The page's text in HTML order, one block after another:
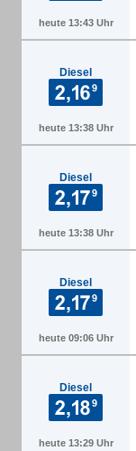
heute 13:43 Uhr
Diesel
heute 13:38 Uhr
Diesel
heute 13:38 Uhr
Diesel
heute 09:06 Uhr
Diesel
heute 13:29 Uhr